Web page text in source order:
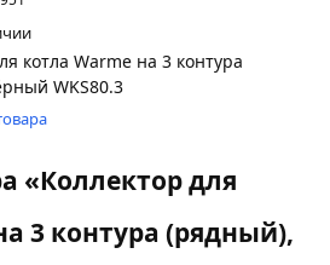
котла Warme на 3 контура
WKS80.3
«Коллектор для
3 контура (рядный),